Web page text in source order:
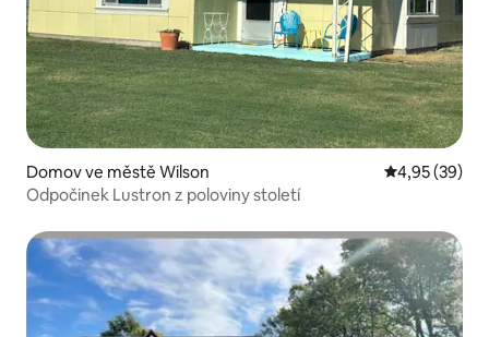
Domov ve městě Wilson Průměrné
4,95 (39)
Odpočinek Lustron z poloviny století